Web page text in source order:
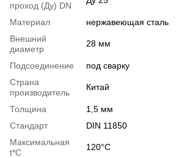
проход (Ду) DN
Материал
нержавеющая сталь
Внешний
диаметр
28 мм
Подсоединение
под сварку
Страна
производитель
Китай
Толщина
1,5 мм
Стандарт
DIN 11850
Максимальная
t*C
120°С